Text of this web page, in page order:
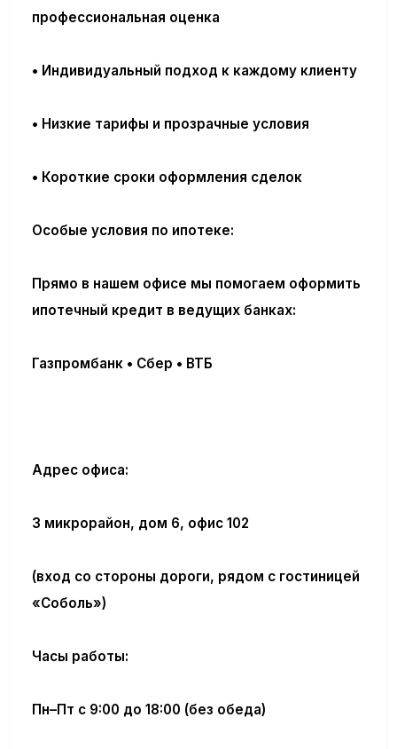
профессиональная оценка
• Индивидуальный подход к каждому клиенту
• Низкие тарифы и прозрачные условия
• Короткие сроки оформления сделок
Особые условия по ипотеке:
Прямо в нашем офисе мы помогаем оформить
ипотечный кредит в ведущих банках:
Газпромбанк • Сбер • ВТБ
Адрес офиса:
3 микрорайон, дом 6, офис 102
(вход со стороны дороги, рядом с гостиницей
«Соболь»)
Часы работы:
Пн–Пт с 9:00 до 18:00 (без обеда)